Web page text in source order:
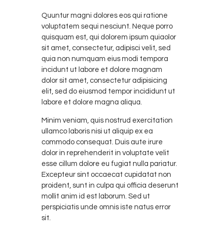
Quuntur magni dolores eos qui ratione
voluptatem sequi nesciunt. Neque porro
quisquam est, qui dolorem ipsum quiaolor
sit amet, consectetur, adipisci velit, sed
quia non numquam eius modi tempora
incidunt ut labore et dolore magnam
dolor sit amet, consectetur adipisicing
elit, sed do eiusmod tempor incididunt ut
labore et dolore magna aliqua.
Minim veniam, quis nostrud exercitation
ullamco laboris nisi ut aliquip ex ea
commodo consequat. Duis aute irure
dolor in reprehenderit in voluptate velit
esse cillum dolore eu fugiat nulla pariatur.
Excepteur sint occaecat cupidatat non
proident, sunt in culpa qui officia deserunt
mollit anim id est laborum. Sed ut
perspiciatis unde omnis iste natus error
sit.